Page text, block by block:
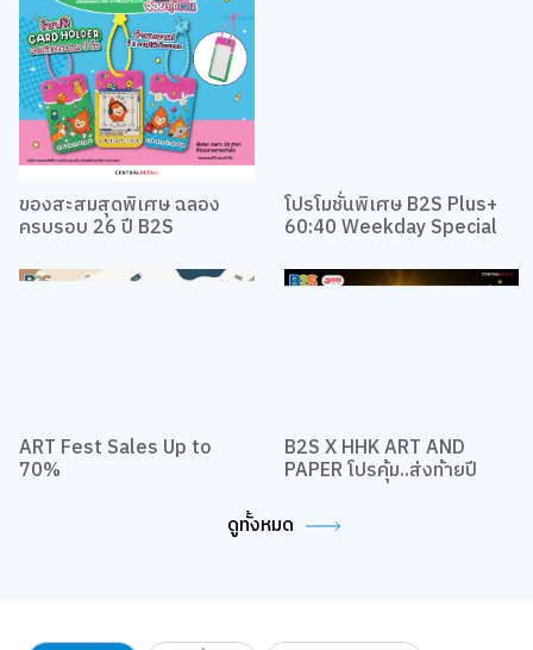
ของสะสมสุดพิเศษ ฉลอง
ครบรอบ 26 ปี B2S
โปรโมชั่นพิเศษ B2S Plus+
60:40 Weekday Special
ART Fest Sales Up to
70%
B2S X HHK ART AND
PAPER โปรคุ้ม..ส่งท้ายปี
ดูทั้งหมด